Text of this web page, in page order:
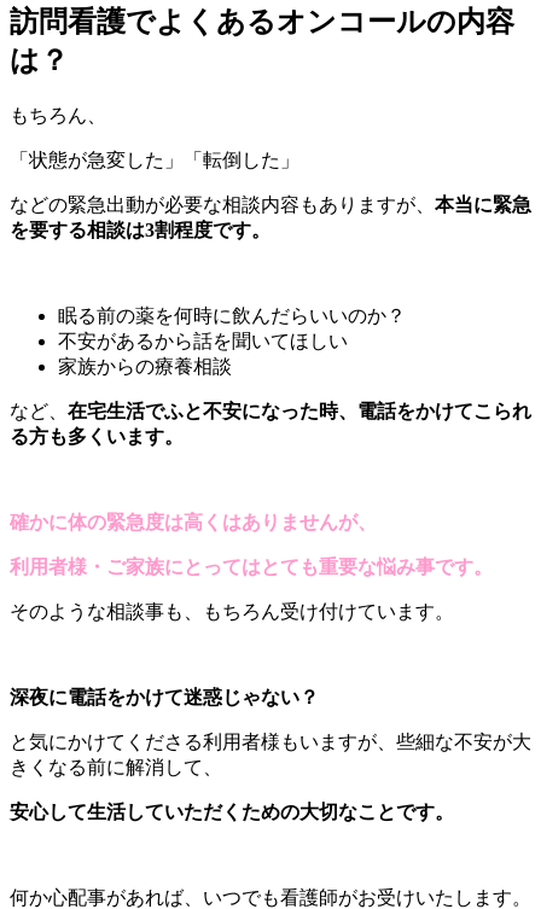
訪問看護でよくあるオンコールの内容
は？
もちろん、
「状態が急変した」「転倒した」
などの緊急出動が必要な相談内容もありますが、 本当に緊急
を要する相談は3割程度です。
眠る前の薬を何時に飲んだらいいのか？
不安があるから話を聞いてほしい
家族からの療養相談
など、 在宅生活でふと不安になった時、電話をかけてこられ
る方も多くいます。
確かに体の緊急度は高くはありませんが、
利用者様・ご家族にとってはとても重要な悩み事です。
そのような相談事も、もちろん受け付けています。
深夜に電話をかけて迷惑じゃない？
と気にかけてくださる利用者様もいますが、些細な不安が大
きくなる前に解消して、
安心して生活していただくための大切なことです。
何か心配事があれば、いつでも看護師がお受けいたします。